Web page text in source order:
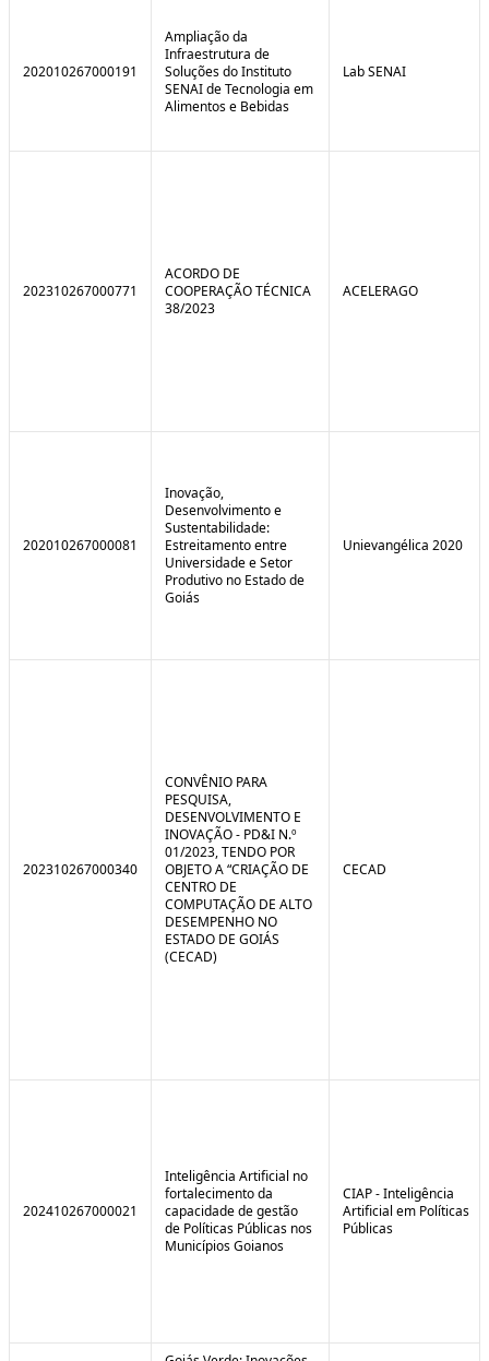
202010267000191
Ampliação da
Infraestrutura de
Soluções do Instituto
SENAI de Tecnologia em
Alimentos e Bebidas
Lab SENAI
202310267000771
ACORDO DE
COOPERAÇÃO TÉCNICA
38/2023
ACELERAGO
202010267000081
Inovação,
Desenvolvimento e
Sustentabilidade:
Estreitamento entre
Universidade e Setor
Produtivo no Estado de
Goiás
Unievangélica 2020
202310267000340
CONVÊNIO PARA
PESQUISA,
DESENVOLVIMENTO E
INOVAÇÃO - PD&I N.º
01/2023, TENDO POR
OBJETO A “CRIAÇÃO DE
CENTRO DE
COMPUTAÇÃO DE ALTO
DESEMPENHO NO
ESTADO DE GOIÁS
(CECAD)
CECAD
202410267000021
Inteligência Artificial no
fortalecimento da
capacidade de gestão
de Políticas Públicas nos
Municípios Goianos
CIAP - Inteligência
Artificial em Políticas
Públicas